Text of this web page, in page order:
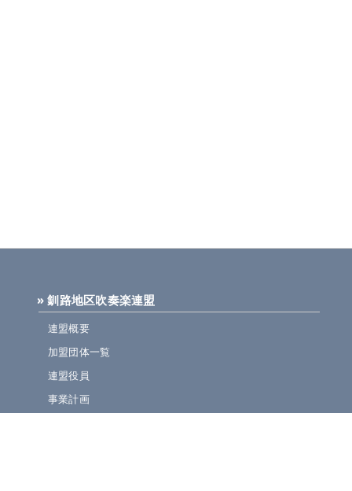
» 釧路地区吹奏楽連盟
連盟概要
加盟団体一覧
連盟役員
事業計画